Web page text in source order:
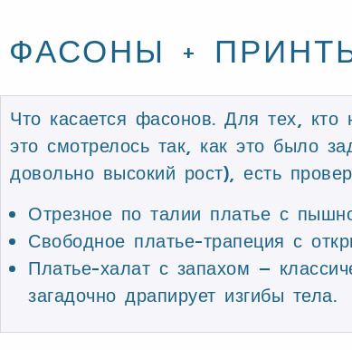
ФАСОНЫ +
Что касается фасонов. Для тех,
это смотрелось так, как это было
довольно высокий рост), есть
Отрезное по талии платье с
Свободное платье-трапеция с
Платье-халат с запахом –
загадочно драпирует изгибы тела.